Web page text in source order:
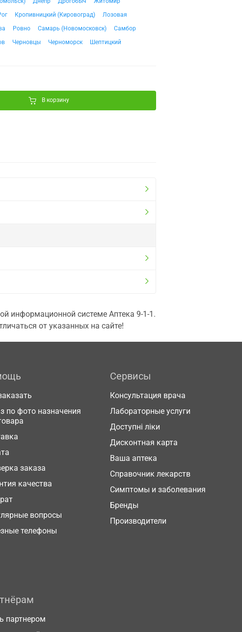
Кропивницкий (Кировоград)
Лозовая
Ровно Самарь (Новомосковск)
Самбор
Черновцы Черноморск Шептицкий
В корзину
информационной системе Аптека 9-1-1.
от указанных на сайте!
по фото назначения
заказа
качества
вопросы
телефоны
Сервисы
Консультация врача
Лабораторные услуги
Доступні ліки
Дисконтная карта
Ваша аптека
Справочник лекарств
Симптомы и заболевания
Бренды
Производители
партнером